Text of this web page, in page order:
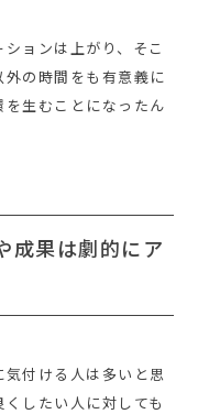
ョンは上がり、そこ
の時間をも有意義に
生むことになったん
成果は劇的にア
付ける人は多いと思
したい人に対しても